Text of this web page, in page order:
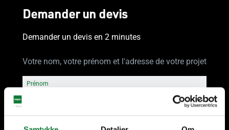
Demander un devis
Demander un devis en 2 minutes
Votre nom, votre prénom et l'adresse de votre projet
Prénom